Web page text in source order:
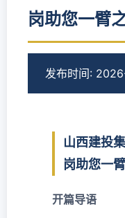
岗助您一臂
发布时间:
山西建投
岗助您一
开篇导语